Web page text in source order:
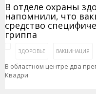
В отделе охраны
напомнили, что
средство
гриппа
ЗДОРОВЬЕ ВАКЦИНАЦИЯ
В областном центре два
Квадри